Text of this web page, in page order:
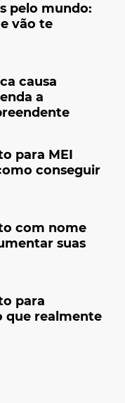
pelo mundo:
vão te
causa
a
para MEI
conseguir
com nome
suas
para
que realmente